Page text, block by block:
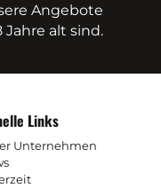
Angebote
Jahre alt sind.
Links
Unternehmen